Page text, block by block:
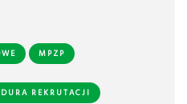
MPZP
REKRUTACJI